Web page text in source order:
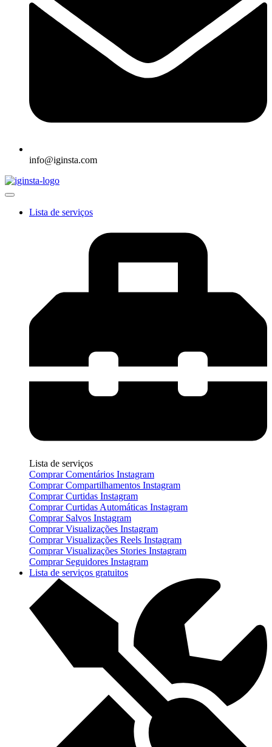
info@iginsta.com
Lista de serviços
Lista de serviços
Comprar Comentários Instagram
Comprar Compartilhamentos Instagram
Comprar Curtidas Instagram
Comprar Curtidas Automáticas Instagram
Comprar Salvos Instagram
Comprar Visualizações Instagram
Comprar Visualizações Reels Instagram
Comprar Visualizações Stories Instagram
Comprar Seguidores Instagram
Lista de serviços gratuitos